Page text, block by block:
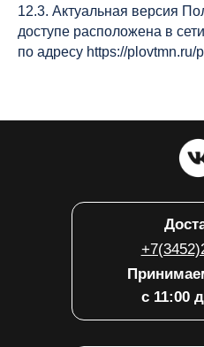
12.3. Актуальная версия
доступе расположена в
по адресу https://plovtmn.ru/